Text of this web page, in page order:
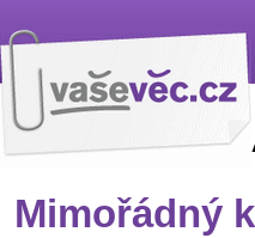
Mimořádný